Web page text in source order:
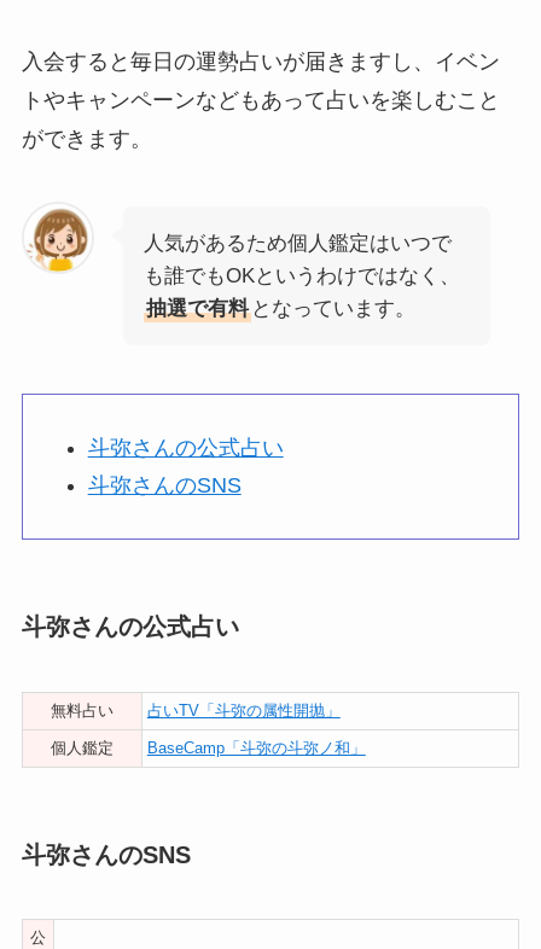
入会すると毎日の運勢占いが届きますし、イベン
トやキャンペーンなどもあって占いを楽しむこと
ができます。
人気があるため個人鑑定はいつで
も誰でもOKというわけではなく、
抽選で有料となっています。
斗弥さんの公式占い
斗弥さんのSNS
斗弥さんの公式占い
無料占い 占いTV「斗弥の属性開抛」
個人鑑定 BaseCamp「斗弥の斗弥ノ和」
斗弥さんのSNS
公